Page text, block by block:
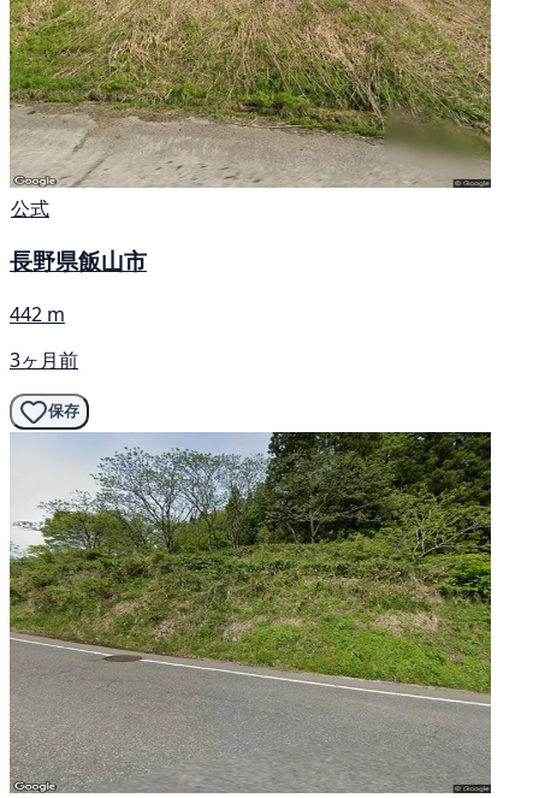
公式
長野県飯山市
442 m
3ヶ月前
保存